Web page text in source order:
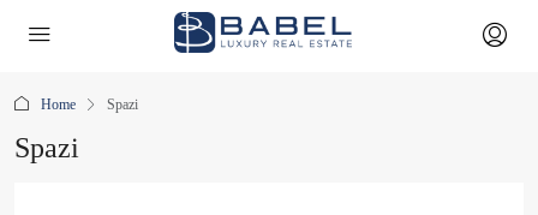
Home Spazi
Spazi